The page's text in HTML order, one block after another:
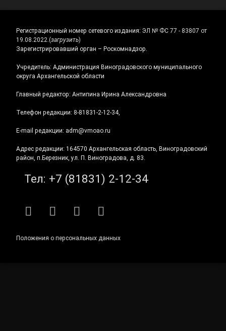
Регистрационный номер сетевого издания: ЭЛ № ФС 77 - 83807 от
19.08.2022.(загрузить)
Зарегистрировавший орган – Роскомнадзор.
Учредитель: Администрация Виноградовского муниципального
округа Архангельской области
Главный редактор: Антипина Ирина Александровна
Телефон редакции: 8-81831-2-12-34,
E-mail редакции: adm@vmoao.ru
Адрес редакции: 164570 Архангельская область, Виноградовский
район, п.Березник, ул. П. Виноградова, д. 83.
Тел: +7 (81831) 2-12-34
RSS E-mailВКонтакте
Telegram
Положения о персональных данных